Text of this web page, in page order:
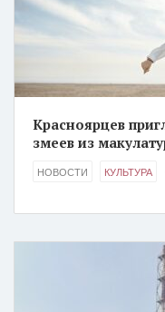
Красноярцев
змеев из
НОВОСТИ КУЛЬТУРА